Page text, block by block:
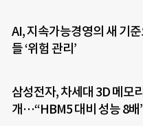
AI, 지속가능경영의 새 기
들 ‘위험 관리’
삼성전자, 차세대 3D 메모
개…“HBM5 대비 성능 8배